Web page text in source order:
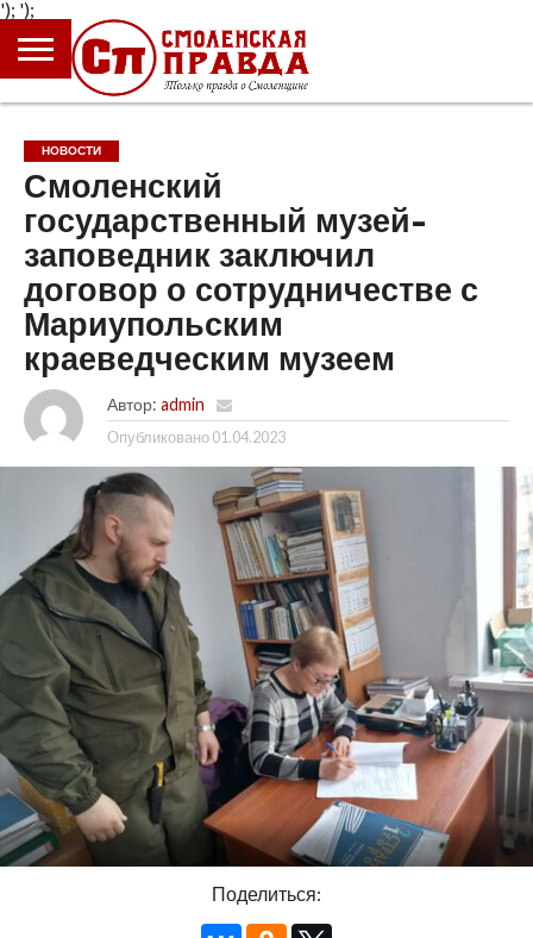
');
ГЛАВНАЯ
НОВОСТИ
ПРОИСШЕСТВИЯ
ПОЛИТИКА
КУЛЬТУРА
ЭКОНОМИКА
ОБЩЕСТВО
БЛОГИ
НОВОСТИ
Смоленский
государственный музей-
заповедник заключил
договор о сотрудничестве с
Мариупольским
краеведческим музеем
Автор: admin
Опубликовано 01.04.2023
Поделиться:
');